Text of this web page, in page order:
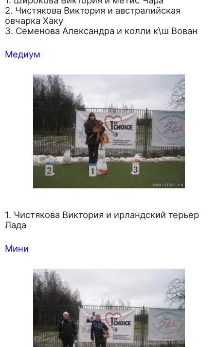
2. Чистякова Виктория и австралийская
овчарка Хаку
3. Семенова Александра и колли к\ш Вован
Медиум
1. Чистякова Виктория и ирландский терьер
Лада
Мини